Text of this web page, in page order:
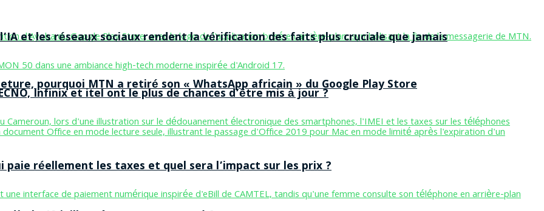
pourquoi MTN a retiré son « WhatsApp africain » du Google Play Store
et les réseaux sociaux rendent la vérification des faits plus cruciale que jamais
Infinix et itel ont le plus de chances d’être mis à jour ?
paie réellement les taxes et quel sera l’impact sur les prix ?